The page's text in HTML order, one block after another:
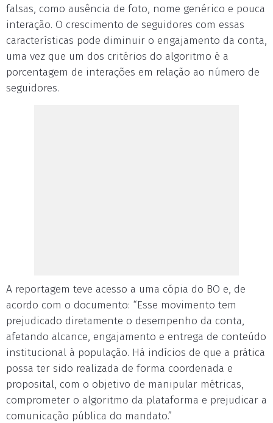
falsas, como ausência de foto, nome genérico e pouca
interação. O crescimento de seguidores com essas
características pode diminuir o engajamento da conta,
uma vez que um dos critérios do algoritmo é a
porcentagem de interações em relação ao número de
seguidores.
A reportagem teve acesso a uma cópia do BO e, de
acordo com o documento: “Esse movimento tem
prejudicado diretamente o desempenho da conta,
afetando alcance, engajamento e entrega de conteúdo
institucional à população. Há indícios de que a prática
possa ter sido realizada de forma coordenada e
proposital, com o objetivo de manipular métricas,
comprometer o algoritmo da plataforma e prejudicar a
comunicação pública do mandato.”